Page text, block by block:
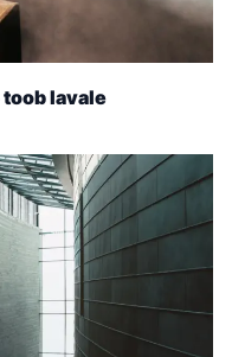
lavale